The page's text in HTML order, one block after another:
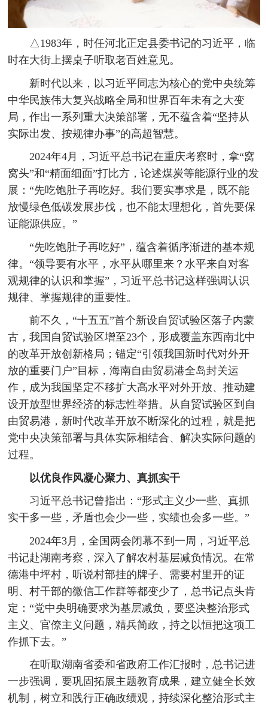
△1983年，时任河北正定县委书记的习近平，临
时在大街上摆桌子听取老百姓意见。
新时代以来，以习近平同志为核心的党中央统筹
中华民族伟大复兴战略全局和世界百年未有之大变
局，作出一系列重大决策部署，无不蕴含着“坚持从
实际出发、按规律办事”的高超智慧。
2024年4月，习近平总书记在重庆考察时，拿“窝
窝头”和“精面细面”打比方，论述煤炭等能源行业的发
展：“先吃饱肚子再吃好。我们要实事求是，既不能
放慢绿色低碳发展步伐，也不能太理想化，首先要保
证能源供应。”
“先吃饱肚子再吃好”，蕴含着循序渐进的基本规
律。“领导要有水平，水平从哪里来？水平来自对客
观规律的认识和掌握”，习近平总书记这样强调认识
规律、掌握规律的重要性。
前不久，“十五五”首个新设自贸试验区落子内蒙
古，我国自贸试验区增至23个，形成覆盖东西南北中
的改革开放创新格局；锚定“引领我国新时代对外开
放的重要门户”目标，海南自由贸易港全岛封关运
作，成为我国坚定不移扩大高水平对外开放、推动建
设开放型世界经济的标志性举措。从自贸试验区到自
由贸易港，新时代改革开放不断深化的过程，就是把
党中央决策部署与具体实际相结合、解决实际问题的
过程。
以优良作风凝心聚力、真抓实干
习近平总书记曾指出：“形式主义少一些、真抓
实干多一些，矛盾也会少一些，实绩也会多一些。”
2024年3月，全国两会闭幕不到一周，习近平总
书记赴湖南考察，深入了解农村基层减负情况。在常
德港中坪村，听说村部挂的牌子、需要村里开的证
明、村干部的微信工作群等都变少了，总书记点头肯
定：“党中央明确要求为基层减负，要坚决整治形式
主义、官僚主义问题，精兵简政，持之以恒把这项工
作抓下去。”
在听取湖南省委和省政府工作汇报时，总书记进
一步强调，要巩固拓展主题教育成果，建立健全长效
机制，树立和践行正确政绩观，持续深化整治形式主